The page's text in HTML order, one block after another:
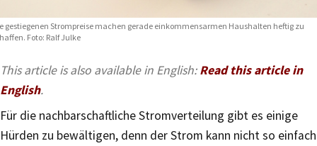
gestiegenen Strompreise machen gerade einkommensarmen Haushalten heftig zu
Foto: Ralf Julke
This article is also available in English:Read this article in
English.
Für die nachbarschaftliche Stromverteilung gibt es einige
Hürden zu bewältigen, denn der Strom kann nicht so einfach